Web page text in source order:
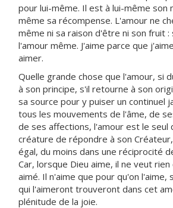
pour lui-même. Il est à lui-même son
même sa récompense. L'amour ne
même ni sa raison d'être ni son fruit
l'amour même. J'aime parce que
aimer.
Quelle grande chose que l'amour, si
à son principe, s'il retourne à son
sa source pour y puiser un continuel
tous les mouvements de l'âme, de
de ses affections, l'amour est le seul
créature de répondre à son
égal, du moins dans une réciprocité
Car, lorsque Dieu aime, il ne veut
aimé. Il n'aime que pour qu'on l'aime,
qui l'aimeront trouveront dans cet
plénitude de la joie.